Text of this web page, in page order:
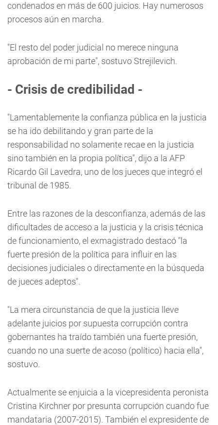
condenados en más de 600 juicios. Hay numerosos
procesos aún en marcha.
"El resto del poder judicial no merece ninguna
aprobación de mi parte", sostuvo Strejilevich.
- Crisis de credibilidad -
"Lamentablemente la confianza pública en la justicia
se ha ido debilitando y gran parte de la
responsabilidad no solamente recae en la justicia
sino también en la propia política", dijo a la AFP
Ricardo Gil Lavedra, uno de los jueces que integró el
tribunal de 1985.
Entre las razones de la desconfianza, además de las
dificultades de acceso a la justicia y la crisis técnica
de funcionamiento, el exmagistrado destacó "la
fuerte presión de la política para influir en las
decisiones judiciales o directamente en la búsqueda
de jueces adeptos".
"La mera circunstancia de que la justicia lleve
adelante juicios por supuesta corrupción contra
gobernantes ha traído también una fuerte presión,
cuando no una suerte de acoso (político) hacia ella",
sostuvo.
Actualmente se enjuicia a la vicepresidenta peronista
Cristina Kirchner por presunta corrupción cuando fue
mandataria (2007-2015). También el expresidente de